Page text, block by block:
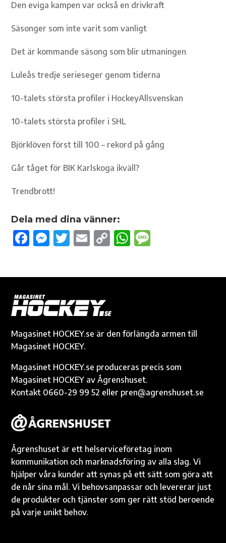
Den eviga kampen var också en drivkraft
Säsonger som inte varit som vanligt
Det är kommande säsong som blir utmaningen
Luleås tredje serieseger genom tiderna
10-talets största profiler i HockeyAllsvenskan
10-talets största profiler i SHL
Björklöven först till 100 – rekord på gång
Går tåget för BIK Karlskoga ikväll?
Trendbrott!
Dela med dina vänner:
F
o
o
k
M
g
er
T
r
E
C
n
k
W
p
Magasinet HOCKEY.se är den förlängda armen till
Magasinet HOCKEY.
Magasinet HOCKEY.se produceras precis som
Magasinet HOCKEY av Ågrenshuset.
Kontakt 0660-29 99 52 eller pren@agrenshuset.se
Ågrenshuset är ett helserviceföretag inom
kommunikation och marknadsföring av alla slag. Vi
hjälper våra kunder att synas på ett sätt som göra att
de når sina mål. Vi behovsanpassar och levererar just
de produkter och tjänster som ger rätt stöd beroende
på varje unikt behov.